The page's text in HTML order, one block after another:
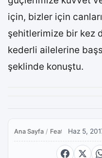
için, bizler için
şehitlerimize bir kez
kederli ailelerine
şeklinde konuştu.
Ana Sayfa / FeaturedHaz 5,